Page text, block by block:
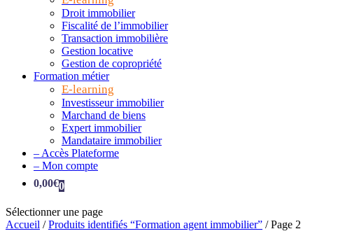
Droit immobilier
Fiscalité de l’immobilier
Transaction immobilière
Gestion locative
Gestion de copropriété
Formation métier
E-learning
Investisseur immobilier
Marchand de biens
Expert immobilier
Mandataire immobilier
– Accès Plateforme
– Mon compte
0,00€0
Sélectionner une page
Accueil /Produits identifiés “Formation agent immobilier” / Page 2